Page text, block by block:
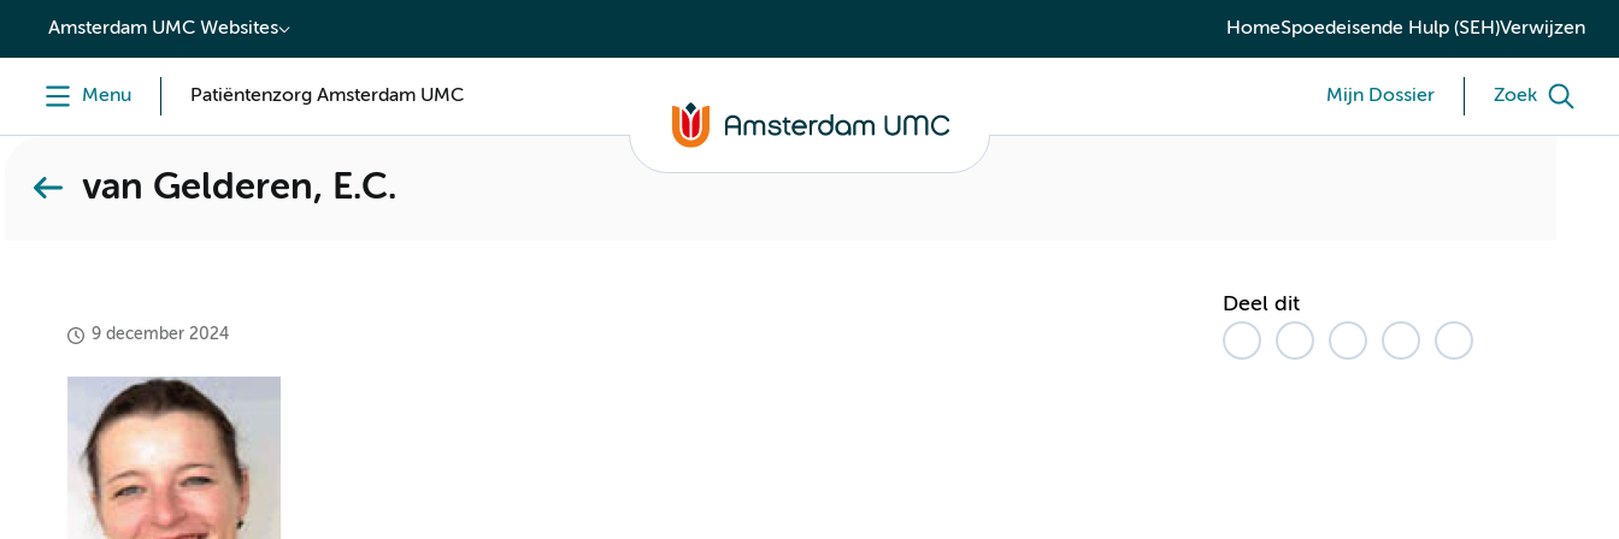
content
Amsterdam UMC Websites HomeSpoedeisende Hulp (SEH)Verwijzen
Menu Patiëntenzorg Amsterdam UMC Mijn Dossier Zoek
van Gelderen, E.C.
9 december 2024
Deel dit